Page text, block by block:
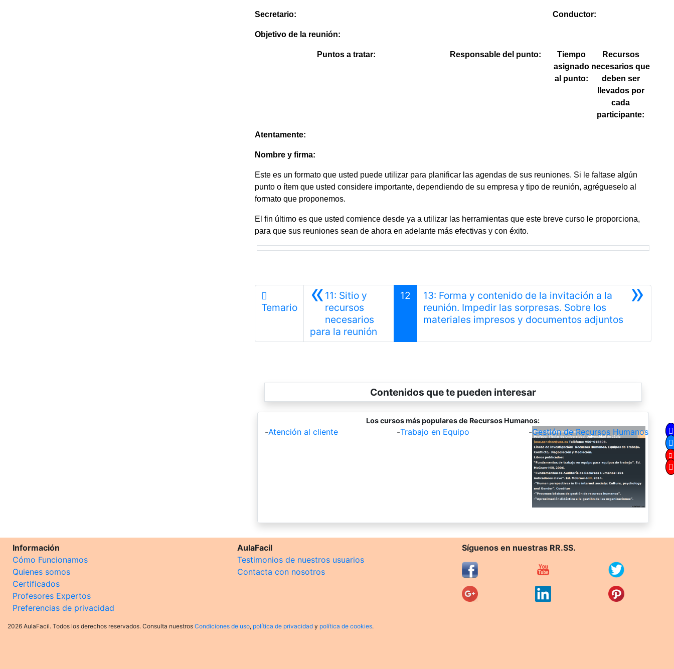
Secretario: Conductor:
Objetivo de la reunión:
Puntos a tratar: Responsable del punto:
Tiempo
asignado
al punto:
Recursos
necesarios que
deben ser
llevados por
cada
participante:
Atentamente:
Nombre y firma:
Este es un formato que usted puede utilizar para planificar las agendas de sus reuniones. Si le faltase algún
punto o ítem que usted considere importante, dependiendo de su empresa y tipo de reunión, agrégueselo al
formato que proponemos.
El fin último es que usted comience desde ya a utilizar las herramientas que este breve curso le proporciona,
para que sus reuniones sean de ahora en adelante más efectivas y con éxito.
Temario «11: Sitio y
recursos
necesarios
para la reuniónAnterior
12 »
13: Forma y contenido de la invitación a la
reunión. Impedir las sorpresas. Sobre los
materiales impresos y documentos adjuntosSiguiente
Contenidos que te pueden interesar
Los cursos más populares de Recursos Humanos:
-Atención al cliente -Trabajo en Equipo -Gestión de Recursos Humanos
Información
Cómo Funcionamos
Quienes somos
Certificados
Profesores Expertos
Preferencias de privacidad
AulaFacil
Testimonios de nuestros usuarios
Contacta con nosotros
Síguenos en nuestras RR.SS.
2026 AulaFacil. Todos los derechos reservados. Consulta nuestros Condiciones de uso, política de privacidad y política de cookies.